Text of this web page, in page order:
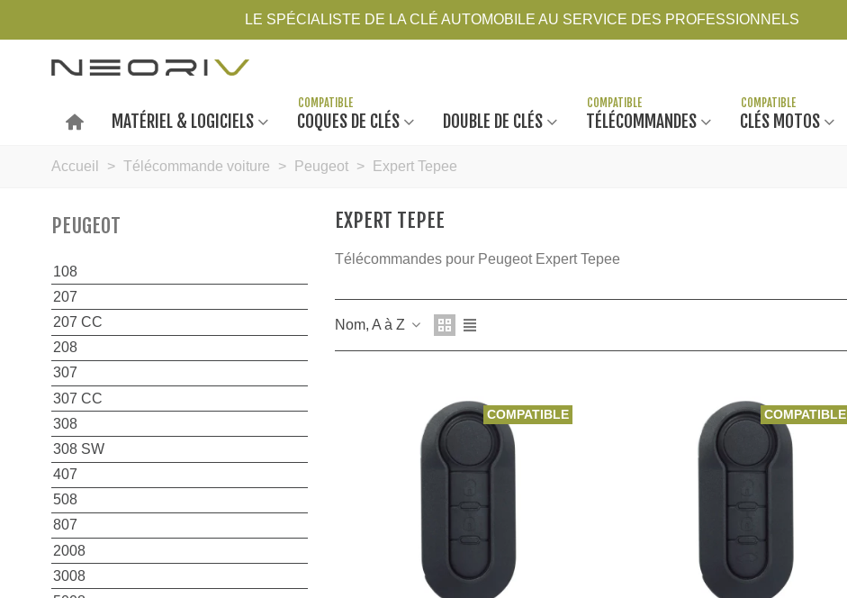
LE SPÉCIALISTE DE LA CLÉ AUTOMOBILE AU SERVICE DES PROFESSIONNELS
MATÉRIEL & LOGICIELS COQUES DE CLÉS DOUBLE DE CLÉS TÉLÉCOMMANDES CLÉS MOTOS
Accueil > Télécommande voiture > Peugeot > Expert Tepee
PEUGEOT
108
207
207 CC
208
307
307 CC
308
308 SW
407
508
807
2008
3008
EXPERT TEPEE
Télécommandes pour Peugeot Expert Tepee
Nom, A à Z
COMPATIBLE COMPATIBLE